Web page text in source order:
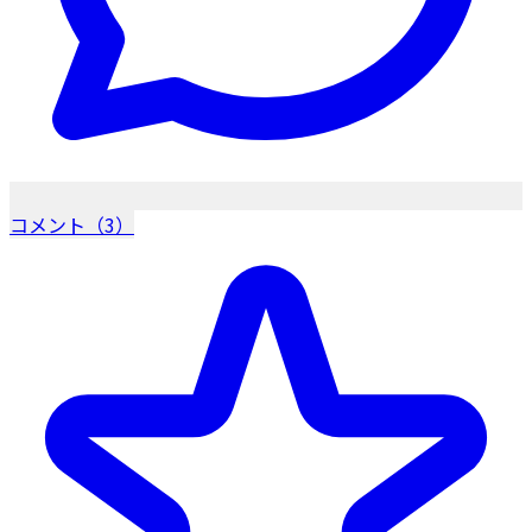
コメント（3）